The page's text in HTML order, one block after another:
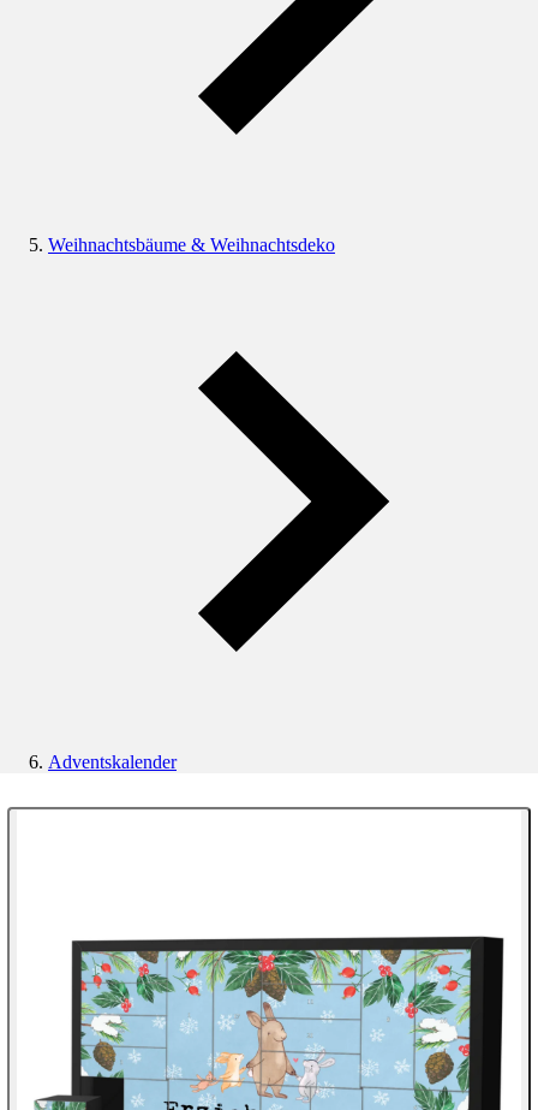
Weihnachtsbäume & Weihnachtsdeko
Adventskalender